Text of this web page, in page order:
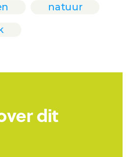
natuur
dit